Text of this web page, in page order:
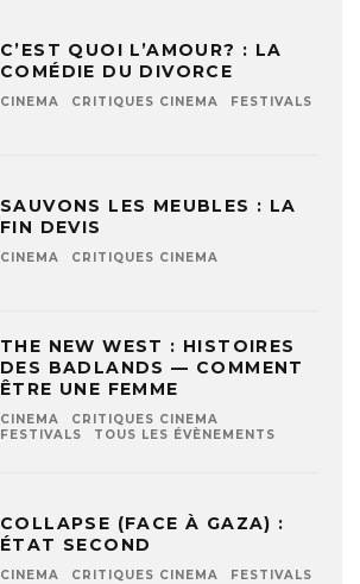
C’EST QUOI L’AMOUR? : LA
COMÉDIE DU DIVORCE
CINEMA CRITIQUES CINEMA FESTIVALS
SAUVONS LES MEUBLES : LA
FIN DEVIS
CINEMA CRITIQUES CINEMA
THE NEW WEST : HISTOIRES
DES BADLANDS — COMMENT
ÊTRE UNE FEMME
CINEMA
CRITIQUES CINEMA
FESTIVALS
TOUS LES ÉVÈNEMENTS
COLLAPSE (FACE À GAZA) :
ÉTAT SECOND
CINEMA CRITIQUES CINEMA FESTIVALS